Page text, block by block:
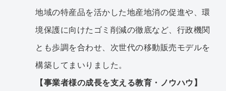
地域の特産品を活かした地産地消の促進や、環
境保護に向けたゴミ削減の徹底など、行政機関
とも歩調を合わせ、次世代の移動販売モデルを
構築してまいりました。
【事業者様の成長を支える教育・ノウハウ】